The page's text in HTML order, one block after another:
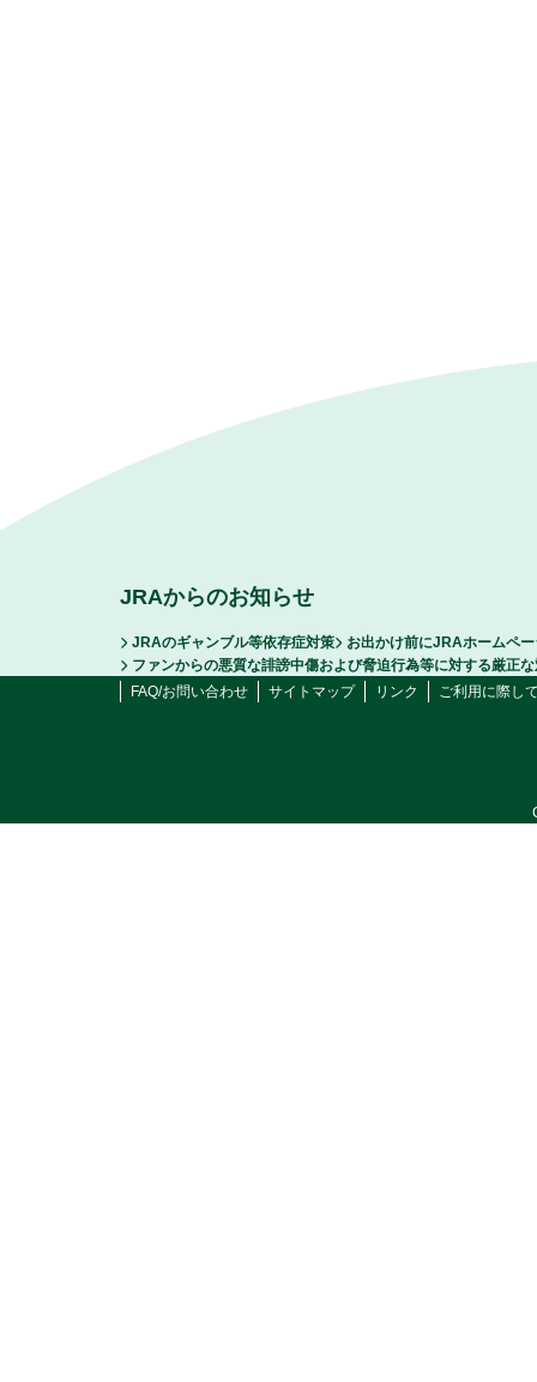
JRAからのお知らせ
JRAのギャンブル等依存症対策
お出かけ前にJRAホームペ
ファンからの悪質な誹謗中傷および脅迫行為等に対する厳正
FAQ/お問い合わせ
サイトマップ リンク ご利用に際し